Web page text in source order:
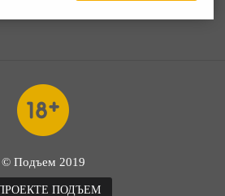
© Подъем 2019
ПОДЪЕМ